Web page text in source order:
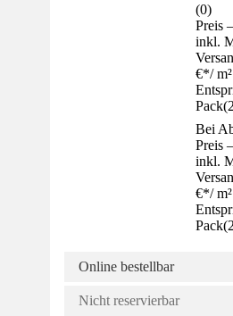
(0)
Preis
inkl.
€*/ m²
Pack(
Bei
Preis
inkl.
€*/ m²
Pack(
Online bestellbar
Nicht reservierbar